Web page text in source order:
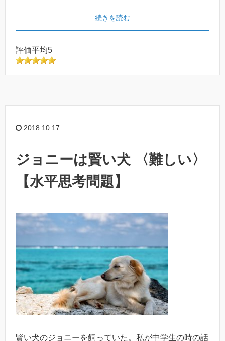
続きを読む
評価平均5
2018.10.17
ジョニーは賢い犬 〈難しい〉
【水平思考問題】
賢い犬のジョニーを飼っていた。私が中学生の時の話